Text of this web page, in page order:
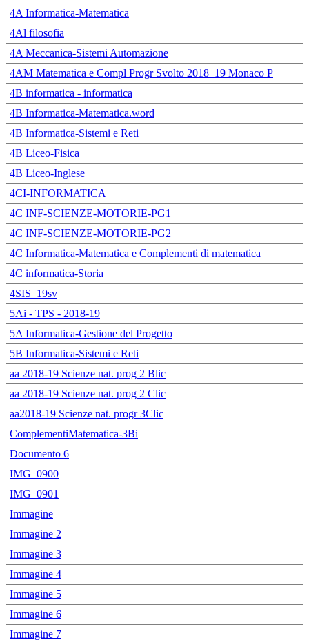
4A Informatica-Matematica
4Al filosofia
4A Meccanica-Sistemi Automazione
4AM Matematica e Compl Progr Svolto 2018_19 Monaco P
4B informatica - informatica
4B Informatica-Matematica.word
4B Informatica-Sistemi e Reti
4B Liceo-Fisica
4B Liceo-Inglese
4CI-INFORMATICA
4C INF-SCIENZE-MOTORIE-PG1
4C INF-SCIENZE-MOTORIE-PG2
4C Informatica-Matematica e Complementi di matematica
4C informatica-Storia
4SIS_19sv
5Ai - TPS - 2018-19
5A Informatica-Gestione del Progetto
5B Informatica-Sistemi e Reti
aa 2018-19 Scienze nat. prog 2 Blic
aa 2018-19 Scienze nat. prog 2 Clic
aa2018-19 Scienze nat. progr 3Clic
ComplementiMatematica-3Bi
Documento 6
IMG_0900
IMG_0901
Immagine
Immagine 2
Immagine 3
Immagine 4
Immagine 5
Immagine 6
Immagine 7